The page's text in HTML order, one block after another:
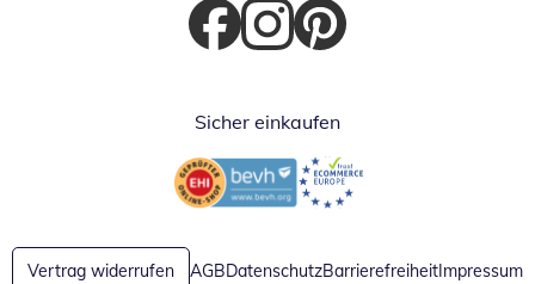
Öffnet in neuem Fenster
Öffnet in neuem Fenster
Öffnet in neuem Fenster
Sicher einkaufen
Öffnet in neuem FensterÖffnet in neuem Fenster
Vertrag widerrufen AGBDatenschutzBarrierefreiheitImpressum